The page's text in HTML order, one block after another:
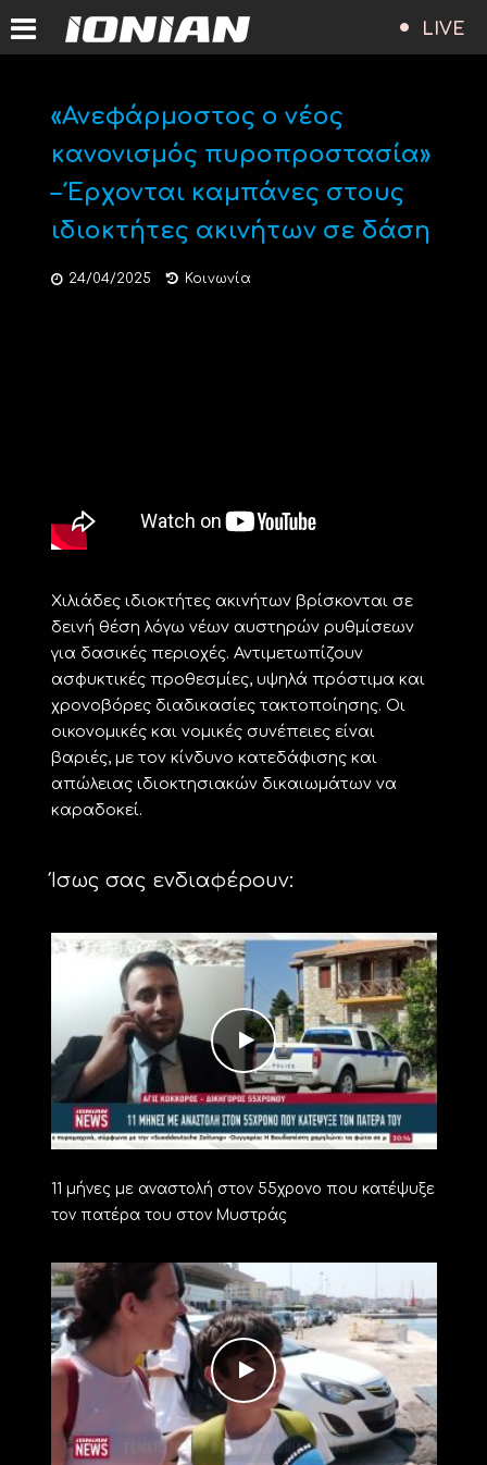
LIVE
«Ανεφάρμοστος ο νέος
κανονισμός πυροπροστασία»
– Έρχονται καμπάνες στους
ιδιοκτήτες ακινήτων σε δάση
24/04/2025 Κοινωνία
Χιλιάδες ιδιοκτήτες ακινήτων βρίσκονται σε
δεινή θέση λόγω νέων αυστηρών ρυθμίσεων
για δασικές περιοχές. Αντιμετωπίζουν
ασφυκτικές προθεσμίες, υψηλά πρόστιμα και
χρονοβόρες διαδικασίες τακτοποίησης. Οι
οικονομικές και νομικές συνέπειες είναι
βαριές, με τον κίνδυνο κατεδάφισης και
απώλειας ιδιοκτησιακών δικαιωμάτων να
καραδοκεί.
Ίσως σας ενδιαφέρουν:
11 μήνες με αναστολή στον 55χρονο που κατέψυξε
τον πατέρα του στον Μυστράς